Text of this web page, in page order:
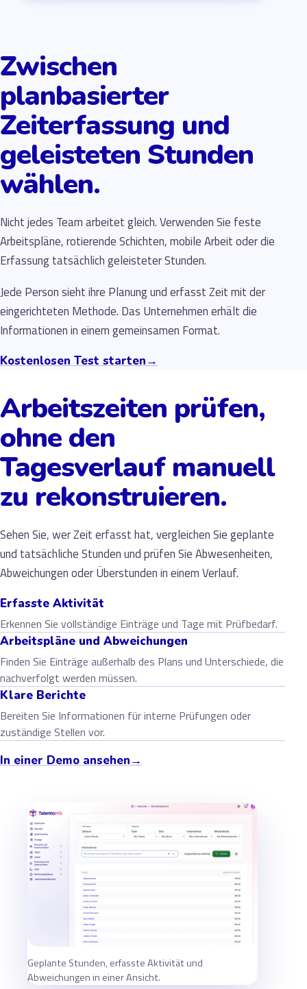
Zwischen
planbasierter
Zeiterfassung und
geleisteten Stunden
wählen.
Nicht jedes Team arbeitet gleich. Verwenden Sie feste
Arbeitspläne, rotierende Schichten, mobile Arbeit oder die
Erfassung tatsächlich geleisteter Stunden.
Jede Person sieht ihre Planung und erfasst Zeit mit der
eingerichteten Methode. Das Unternehmen erhält die
Informationen in einem gemeinsamen Format.
Kostenlosen Test starten→
Arbeitszeiten prüfen,
ohne den
Tagesverlauf manuell
zu rekonstruieren.
Sehen Sie, wer Zeit erfasst hat, vergleichen Sie geplante
und tatsächliche Stunden und prüfen Sie Abwesenheiten,
Abweichungen oder Überstunden in einem Verlauf.
Erfasste Aktivität
Erkennen Sie vollständige Einträge und Tage mit Prüfbedarf.
Arbeitspläne und Abweichungen
Finden Sie Einträge außerhalb des Plans und Unterschiede, die
nachverfolgt werden müssen.
Klare Berichte
Bereiten Sie Informationen für interne Prüfungen oder
zuständige Stellen vor.
In einer Demo ansehen→
Geplante Stunden, erfasste Aktivität und
Abweichungen in einer Ansicht.